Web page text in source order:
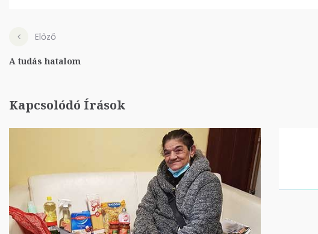
Előző
A tudás hatalom
Kapcsolódó Írások